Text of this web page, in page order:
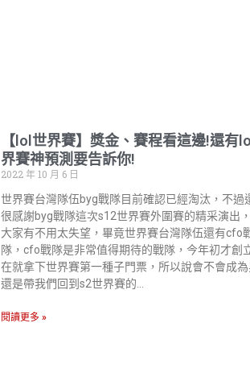
【lol世界賽】獎金、賽程看這邊!還有
界賽神預測要告訴你!
2022 年 10 月 6 日
世界賽台灣隊伍byg戰隊目前確認已經淘汰，不過
很感謝byg戰隊這次s12世界賽外圍賽的精采演出
大家有不用太失望，畢竟世界賽台灣隊伍還有cfo
隊，cfo戰隊是非常值得期待的戰隊，今年初才創
在就拿下世界賽第一種子門票，所以說會不會成為
還是帶我們回到s2世界賽的…
閱讀更多 »